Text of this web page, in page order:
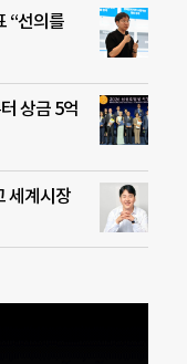
“선의를
상금 5억
세계시장